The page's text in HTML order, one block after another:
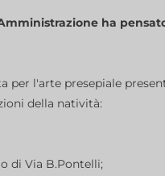
ha
per l'arte presepiale
della natività:
di Via B.Pontelli;